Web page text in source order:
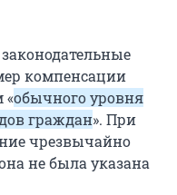
компенсации
«обычного уровня
граждан». При
чрезвычайно
не была указана